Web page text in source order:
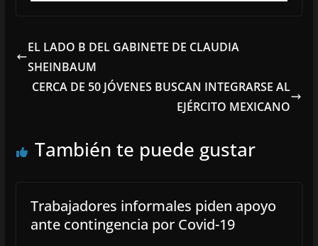
EL LADO B DEL GABINETE DE CLAUDIA
SHEINBAUM
CERCA DE 50 JÓVENES BUSCAN INTEGRARSE AL
EJÉRCITO MEXICANO
También te puede gustar
Trabajadores informales piden apoyo
ante contingencia por Covid-19